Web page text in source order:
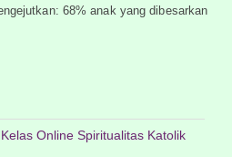
68% anak yang dibesarkan
Online Spiritualitas Katolik